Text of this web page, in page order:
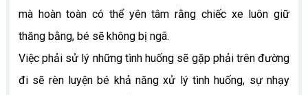
mà hoàn toàn có thể yên tâm rằng chiếc xe luôn giữ
thăng bằng, bé sẽ không bị ngã.
Việc phải sử lý những tình huống sẽ gặp phải trên đường
đi sẽ rèn luyện bé khả năng xử lý tình huống, sự nhạy